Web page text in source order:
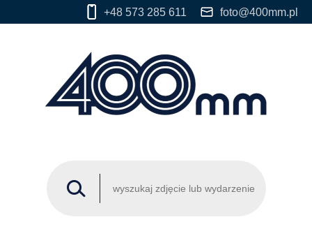
+48 573 285 611 foto@400mm.pl